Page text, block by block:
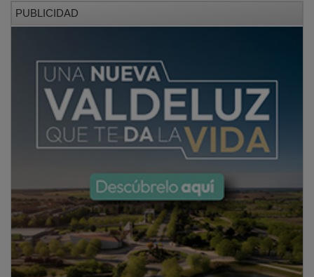
PUBLICIDAD